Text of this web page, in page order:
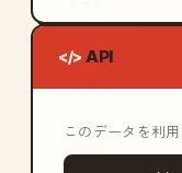
</> API
このデータを利